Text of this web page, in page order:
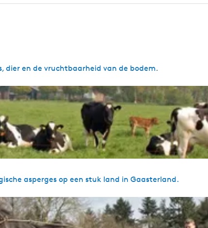
dier en de vruchtbaarheid van de bodem.
asperges op een stuk land in Gaasterland.